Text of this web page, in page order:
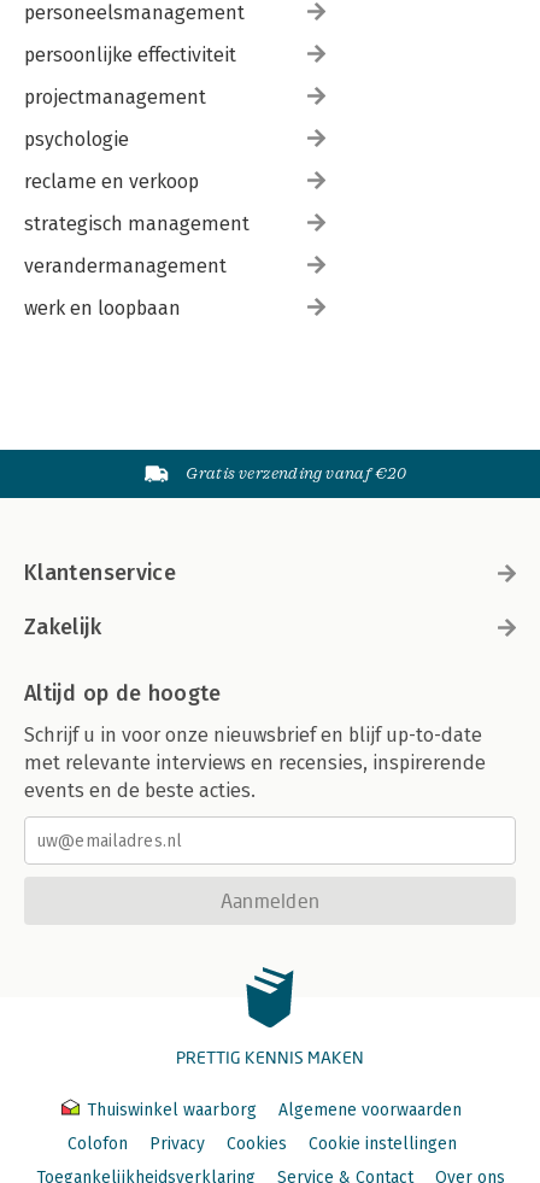
personeelsmanagement
persoonlijke effectiviteit
projectmanagement
psychologie
reclame en verkoop
strategisch management
verandermanagement
werk en loopbaan
Gratis verzending vanaf €20
Klantenservice
Zakelijk
Altijd op de hoogte
Schrijf u in voor onze nieuwsbrief en blijf up-to-date
met relevante interviews en recensies, inspirerende
events en de beste acties.
Aanmelden
PRETTIG KENNIS MAKEN
Thuiswinkel waarborg
Algemene voorwaarden
Colofon
Privacy Cookies
Cookie instellingen
Toegankelijkheidsverklaring
Service & Contact Over ons